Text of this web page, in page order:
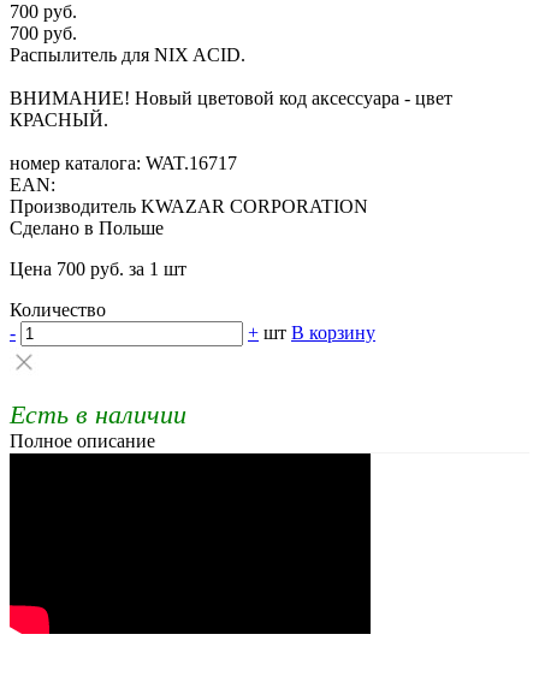
700 руб.
700 руб.
Распылитель для NIX ACID.
ВНИМАНИЕ! Новый цветовой код аксессуара - цвет
КРАСНЫЙ.
номер каталога: WAT.16717
EAN:
Производитель KWAZAR CORPORATION
Сделано в Польше
Цена 700 руб. за 1 шт
Количество
-
+ шт В корзину
Есть в наличии
Полное описание